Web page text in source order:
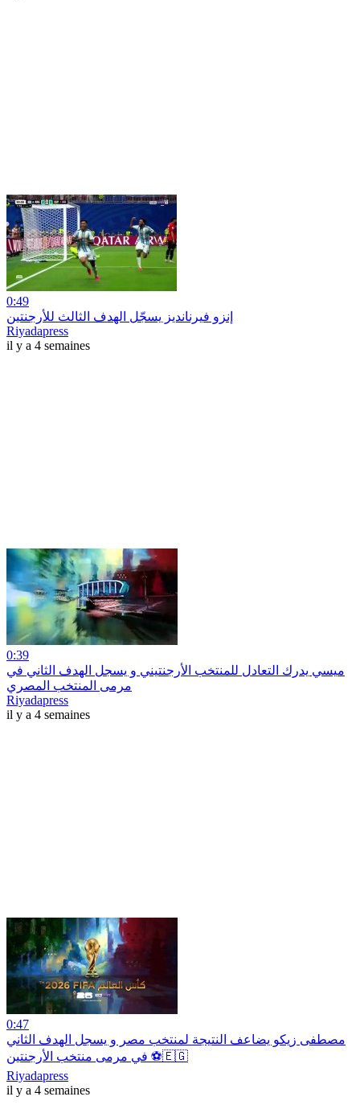
0:49
إنزو فيرنانديز يسجّل الهدف الثالث للأرجنتين
Riyadapress
il y a 4 semaines
0:39
ميسي يدرك التعادل للمنتخب الأرجنتيني و يسجل الهدف الثاني في
مرمى المنتخب المصري
Riyadapress
il y a 4 semaines
0:47
مصطفى زيكو يضاعف النتيجة لمنتخب مصر و يسجل الهدف الثاني
في مرمى منتخب الأرجنتين ⚽️🇪🇬
Riyadapress
il y a 4 semaines